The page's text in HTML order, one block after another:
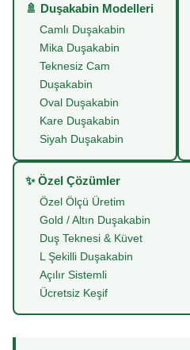
🚿 Duşakabin Modelleri
Camlı Duşakabin
Mika Duşakabin
Teknesiz Cam
Duşakabin
Oval Duşakabin
Kare Duşakabin
Siyah Duşakabin
✨ Özel Çözümler
Özel Ölçü Üretim
Gold / Altın Duşakabin
Duş Teknesi & Küvet
L Şekilli Duşakabin
Açılır Sistemli
Ücretsiz Keşif